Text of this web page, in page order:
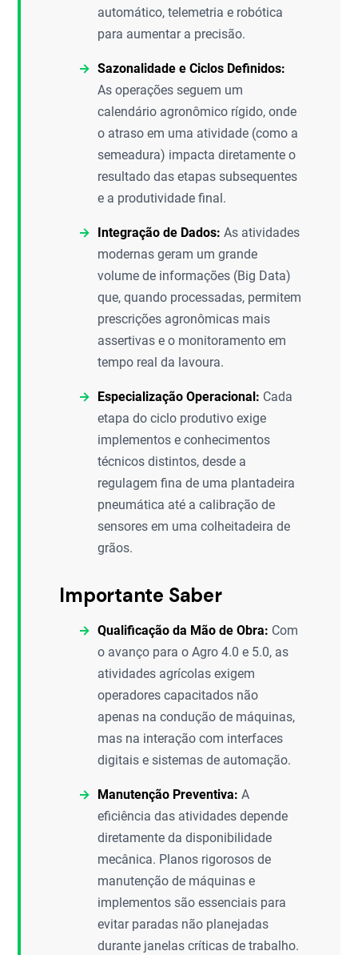
automático, telemetria e robótica
para aumentar a precisão.
Sazonalidade e Ciclos Definidos:
As operações seguem um
calendário agronômico rígido, onde
o atraso em uma atividade (como a
semeadura) impacta diretamente o
resultado das etapas subsequentes
e a produtividade final.
Integração de Dados: As atividades
modernas geram um grande
volume de informações (Big Data)
que, quando processadas, permitem
prescrições agronômicas mais
assertivas e o monitoramento em
tempo real da lavoura.
Especialização Operacional: Cada
etapa do ciclo produtivo exige
implementos e conhecimentos
técnicos distintos, desde a
regulagem fina de uma plantadeira
pneumática até a calibração de
sensores em uma colheitadeira de
grãos.
Importante Saber
Qualificação da Mão de Obra: Com
o avanço para o Agro 4.0 e 5.0, as
atividades agrícolas exigem
operadores capacitados não
apenas na condução de máquinas,
mas na interação com interfaces
digitais e sistemas de automação.
Manutenção Preventiva: A
eficiência das atividades depende
diretamente da disponibilidade
mecânica. Planos rigorosos de
manutenção de máquinas e
implementos são essenciais para
evitar paradas não planejadas
durante janelas críticas de trabalho.